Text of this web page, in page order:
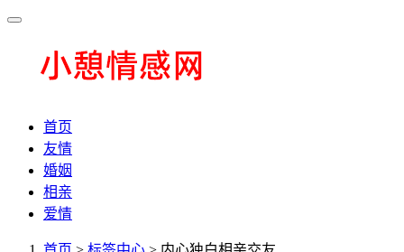
首页
友情
婚姻
相亲
爱情